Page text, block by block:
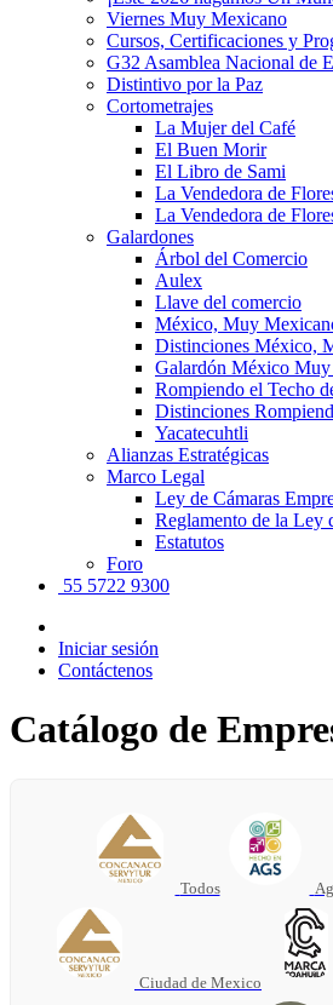
Viernes Muy Mexicano
Cursos, Certificaciones y
G32 Asamblea Nacional de
Distintivo por la Paz
Cortometrajes
La Mujer del Café
El Buen Morir
El Libro de Sami
La Vendedora de
La Vendedora de
Galardones
Árbol del Comercio
Aulex
Llave del comercio
México, Muy
Distinciones México,
Galardón México
Rompiendo el Techo
Distinciones
Yacatecuhtli
Alianzas Estratégicas
Marco Legal
Ley de Cámaras
Reglamento de la Ley
Estatutos
Foro
55 5722 9300
Iniciar sesión
Contáctenos
Catálogo de
Todos
Ciudad de Mexico